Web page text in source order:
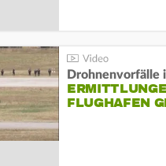
Drohnenvorfälle
FLUGHAFEN